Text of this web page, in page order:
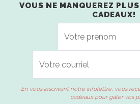
VOUS NE MANQUEREZ
CADEAUX!
En vous inscrivant notre infolettre, vous
cadeaux pour gâter vos